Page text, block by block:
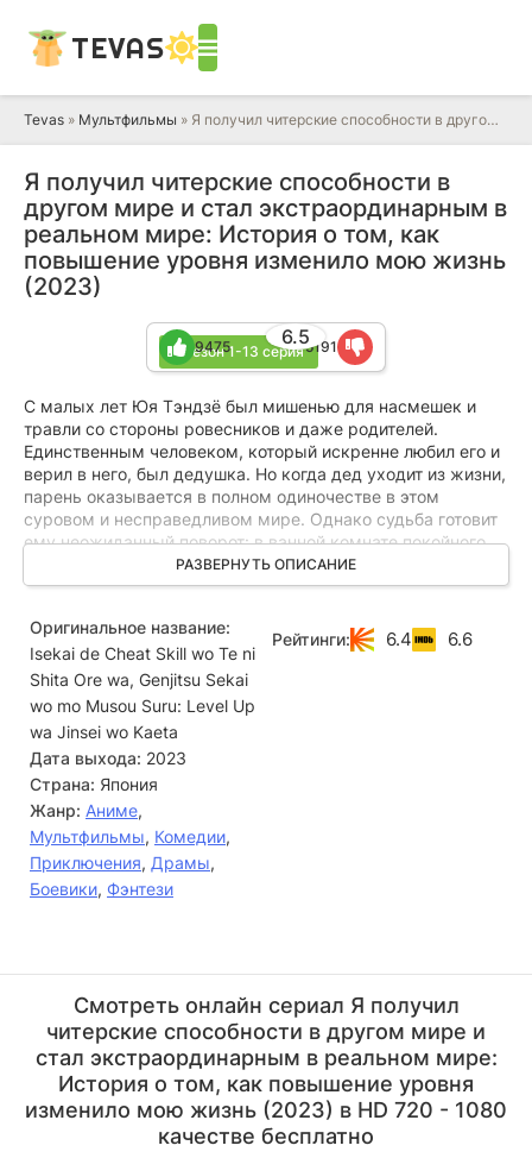
TEVAS
Tevas » Мультфильмы » Я получил читерские способности в другом мире и стал экстраординарным в реальном мире: История о том, как повышение уровня изменило мою жизнь
Я получил читерские способности в
другом мире и стал экстраординарным в
реальном мире: История о том, как
повышение уровня изменило мою жизнь
(2023)
1 сезон 1-13 серия
6.5
9475 5191
С малых лет Юя Тэндзё был мишенью для насмешек и
травли со стороны ровесников и даже родителей.
Единственным человеком, который искренне любил его и
верил в него, был дедушка. Но когда дед уходит из жизни,
парень оказывается в полном одиночестве в этом
суровом и несправедливом мире. Однако судьба готовит
ему неожиданный поворот: в ванной комнате покойного
он находит скрытую дверь, ведущую в параллельную
реальность.
Это таинственное место оказывается порталом, который
не только открывает путь в неизведанные земли, но и
даёт уникальную возможность вернуться обратно,
сохранив все полученные там способности и вооружение.
Теперь у Юи появляется шанс изменить свою жизнь,
используя новые навыки и знания. Но готов ли он к тому,
что ждёт его по ту сторону?
РАЗВЕРНУТЬ ОПИСАНИЕ
Оригинальное название:
Isekai de Cheat Skill wo Te ni
Shita Ore wa, Genjitsu Sekai
wo mo Musou Suru: Level Up
wa Jinsei wo Kaeta
Дата выхода: 2023
Страна: Япония
Жанр: Аниме,
Мультфильмы, Комедии,
Приключения, Драмы,
Боевики, Фэнтези
Рейтинги: 6.4 6.6
(Akira Ichinose,...)
(Grena, озвучка)
Смотреть онлайн сериал Я получил
читерские способности в другом мире и
стал экстраординарным в реальном мире:
История о том, как повышение уровня
изменило мою жизнь (2023) в HD 720 - 1080
качестве бесплатно